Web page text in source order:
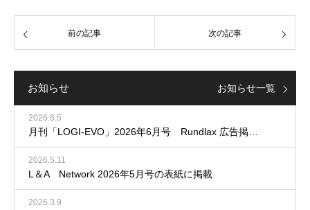
前の記事 次の記事
お知らせ
2026.6.5
月刊「LOGI-EVO」2026年6月号 Rundlax 広告掲…
2026.5.11
L＆A Network 2026年5月号の表紙に掲載
2026.3.9
お知らせ一覧